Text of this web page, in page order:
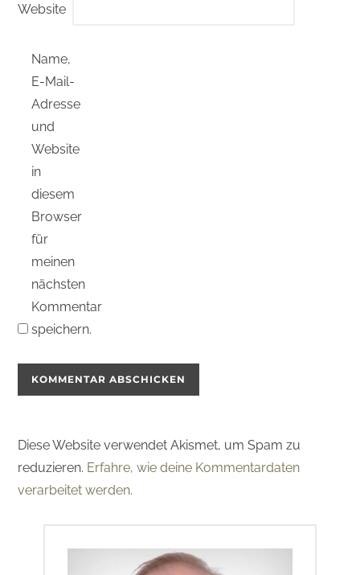
Website
Name,
E-Mail-
Adresse
und
Website
in
diesem
Browser
für
meinen
nächsten
Kommentar
speichern.
Diese Website verwendet Akismet, um Spam zu
reduzieren. Erfahre, wie deine Kommentardaten
verarbeitet werden.